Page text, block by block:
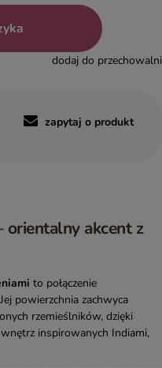
dodaj do przechowalni
zapytaj o produkt
orientalny akcent z
to połączenie
powierzchnia zachwyca
rzemieślników, dzięki
inspirowanych Indiami,